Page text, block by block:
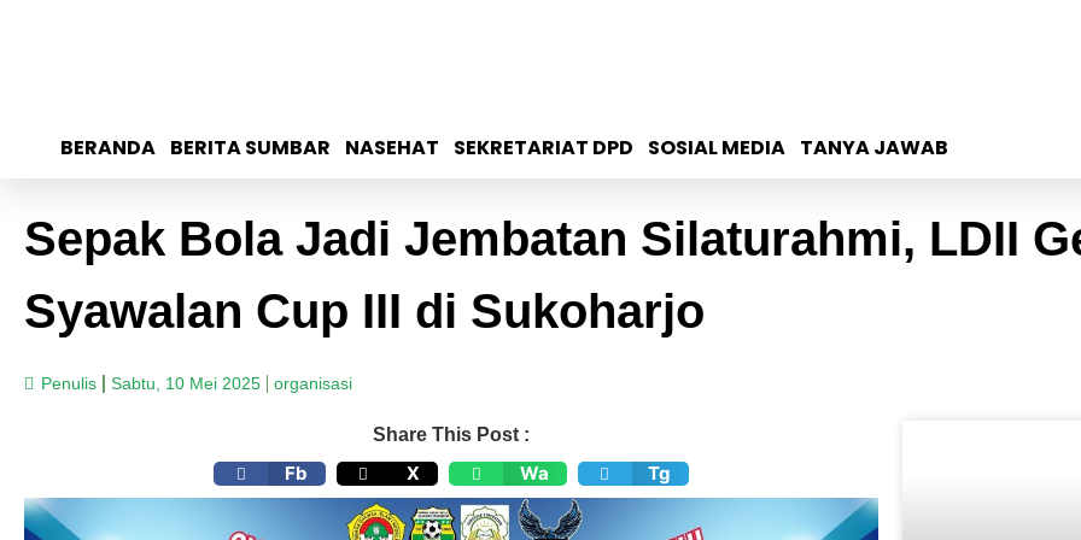
BERANDA BERITA SUMBAR NASEHAT SEKRETARIAT DPD SOSIAL MEDIA TANYA JAWAB
Sepak Bola Jadi Jembatan Silaturahmi, LDII
Syawalan Cup III di Sukoharjo
Penulis Sabtu, 10 Mei 2025 organisasi
Share This Post :
Fb X Wa Tg